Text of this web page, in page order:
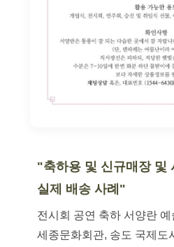
"축하용 및 신규매장 및
실제 배송 사례"
전시회 공연 축하 서양란 예
세종문화회관, 송도 국제도